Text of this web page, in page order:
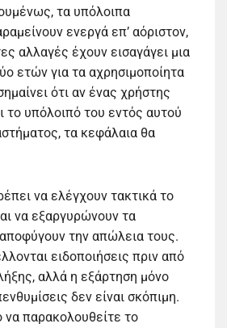
τα υπόλοιπα
ενεργά επ’ αόριστον,
αλλαγές έχουν εισαγάγει μια
ετών για τα αχρησιμοποίητα
ότι αν ένας χρήστης
το υπόλοιπό του εντός αυτού
τα κεφάλαια θα
να ελέγχουν τακτικά το
να εξαργυρώνουν τα
την απώλεια τους.
ειδοποιήσεις πριν από
αλλά η εξάρτηση μόνο
δεν είναι σκόπιμη.
να παρακολουθείτε το